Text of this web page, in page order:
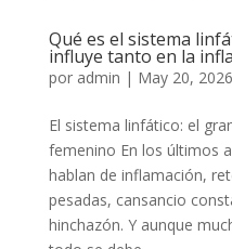
Qué es el sistema
influye tanto en la
por admin | May 20, 2026
El sistema linfático: el
femenino En los últimos
hablan de inflamación,
pesadas, cansancio
hinchazón. Y aunque